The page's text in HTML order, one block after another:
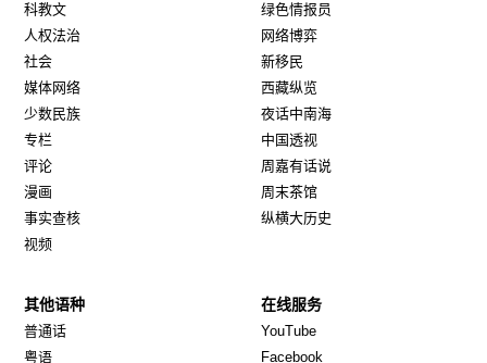
科教文
人权法治
社会
媒体网络
少数民族
专栏
评论
漫画
事实查核
视频
绿色情报员
网络博弈
新移民
西藏纵览
夜话中南海
中国透视
周嘉有话说
周末茶馆
纵横大历史
其他语种
普通话
粤语
在线服务
YouTube
Facebook